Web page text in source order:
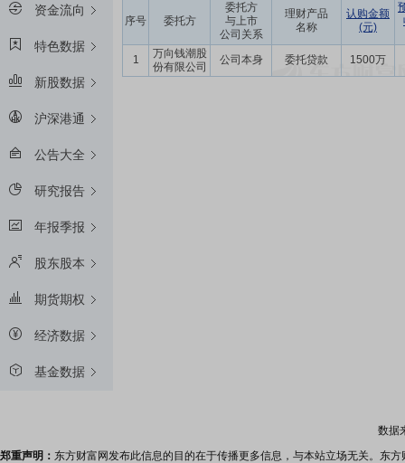
资金流向
特色数据
新股数据
沪深港通
公告大全
研究报告
年报季报
股东股本
期货期权
经济数据
基金数据
序号 委托方
委托方
与上市
公司关系
理财产品
名称
认购金额
(元)
1
万向钱潮股
份有限公司
公司本身 委托贷款 1500万
数据
郑重声明： 东方财富网发布此信息的目的在于传播更多信息，与本站立场无关。东